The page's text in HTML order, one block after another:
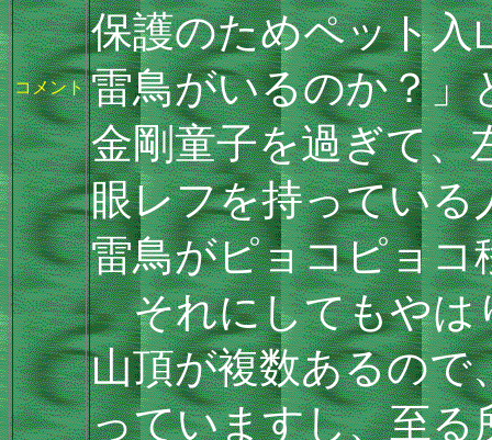
コメント
保護のためペット入
雷鳥がいるのか？」
金剛童子を過ぎて、
眼レフを持ってい
雷鳥がピョコピョコ
それにしてもやは
山頂が複数あるので
っていますし、至る